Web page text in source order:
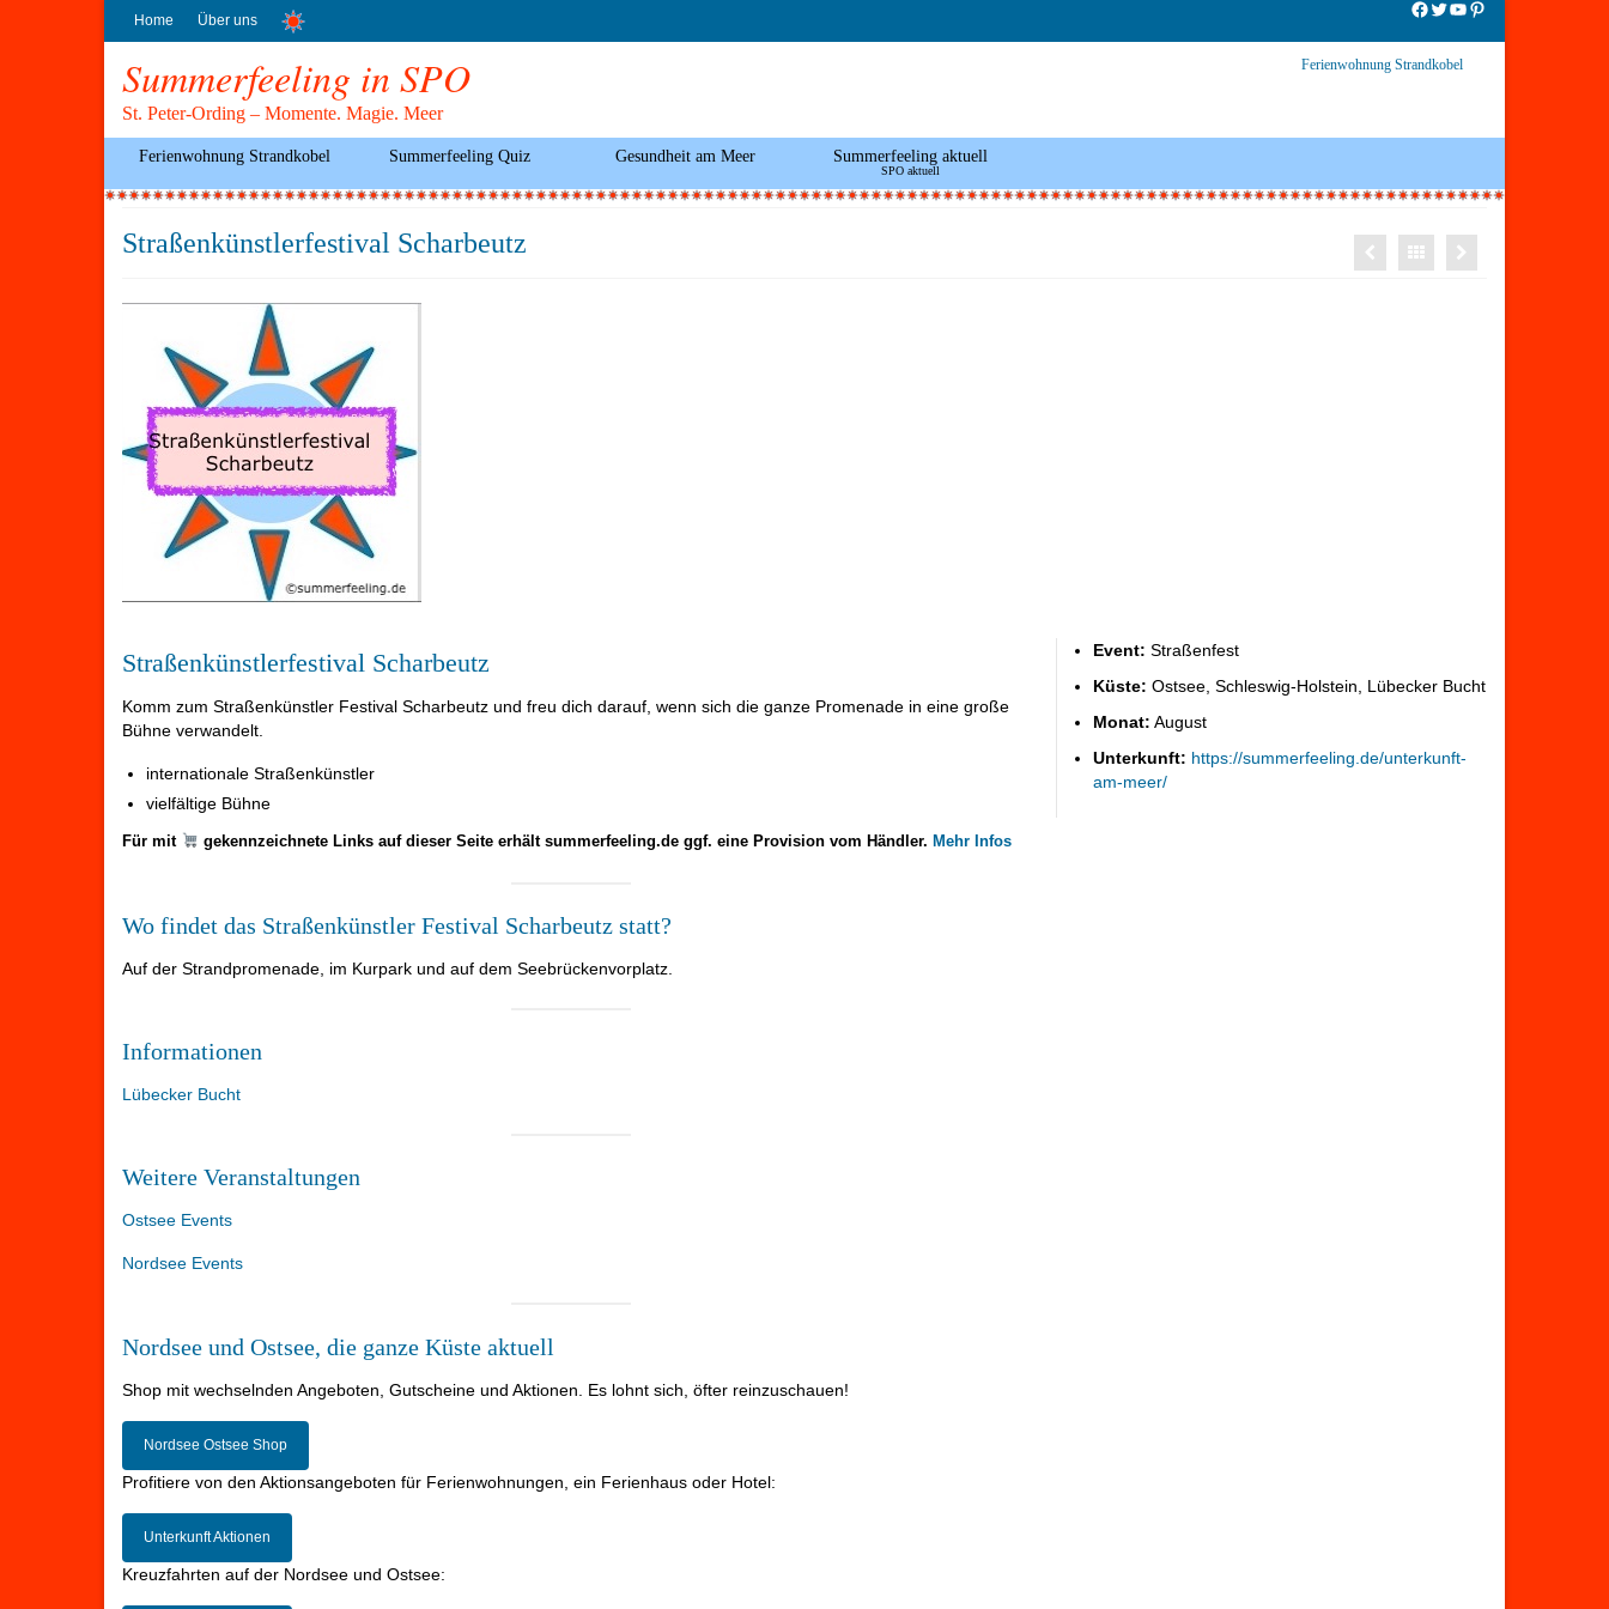
Home Über uns
Facebook
Twitter
YouTube
Pinterest
Summerfeeling in SPO
St. Peter-Ording – Momente. Magie. Meer
Ferienwohnung Strandkobel
Ferienwohnung Strandkobel Summerfeeling Quiz Gesundheit am Meer Summerfeeling aktuell
SPO aktuell
Straßenkünstlerfestival Scharbeutz
Straßenkünstlerfestival Scharbeutz
Komm zum Straßenkünstler Festival Scharbeutz und freu dich darauf, wenn sich die ganze Promenade in eine große
Bühne verwandelt.
internationale Straßenkünstler
vielfältige Bühne
Für mit gekennzeichnete Links auf dieser Seite erhält summerfeeling.de ggf. eine Provision vom Händler. Mehr Infos
Wo findet das Straßenkünstler Festival Scharbeutz statt?
Auf der Strandpromenade, im Kurpark und auf dem Seebrückenvorplatz.
Informationen
Lübecker Bucht
Weitere Veranstaltungen
Ostsee Events
Nordsee Events
Nordsee und Ostsee, die ganze Küste aktuell
Shop mit wechselnden Angeboten, Gutscheine und Aktionen. Es lohnt sich, öfter reinzuschauen!
Nordsee Ostsee Shop
Profitiere von den Aktionsangeboten für Ferienwohnungen, ein Ferienhaus oder Hotel:
Unterkunft Aktionen
Kreuzfahrten auf der Nordsee und Ostsee:
Event: Straßenfest
Küste: Ostsee, Schleswig-Holstein, Lübecker Bucht
Monat: August
Unterkunft: https://summerfeeling.de/unterkunft-
am-meer/